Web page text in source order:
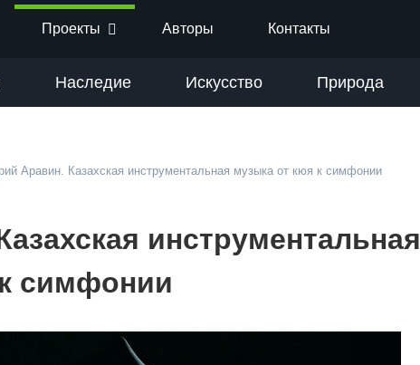
Проекты Авторы Контакты
Наследие Искусство Природа
Аравин. Казахская инструментальная музыка от кюя к симфонии
инструментальная
симфонии